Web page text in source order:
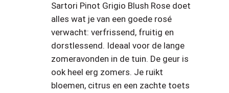
Sartori Pinot Grigio Blush Rose doet
alles wat je van een goede rosé
verwacht: verfrissend, fruitig en
dorstlessend. Ideaal voor de lange
zomeravonden in de tuin. De geur is
ook heel erg zomers. Je ruikt
bloemen, citrus en een zachte toets